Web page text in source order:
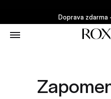
Doprava zdarma